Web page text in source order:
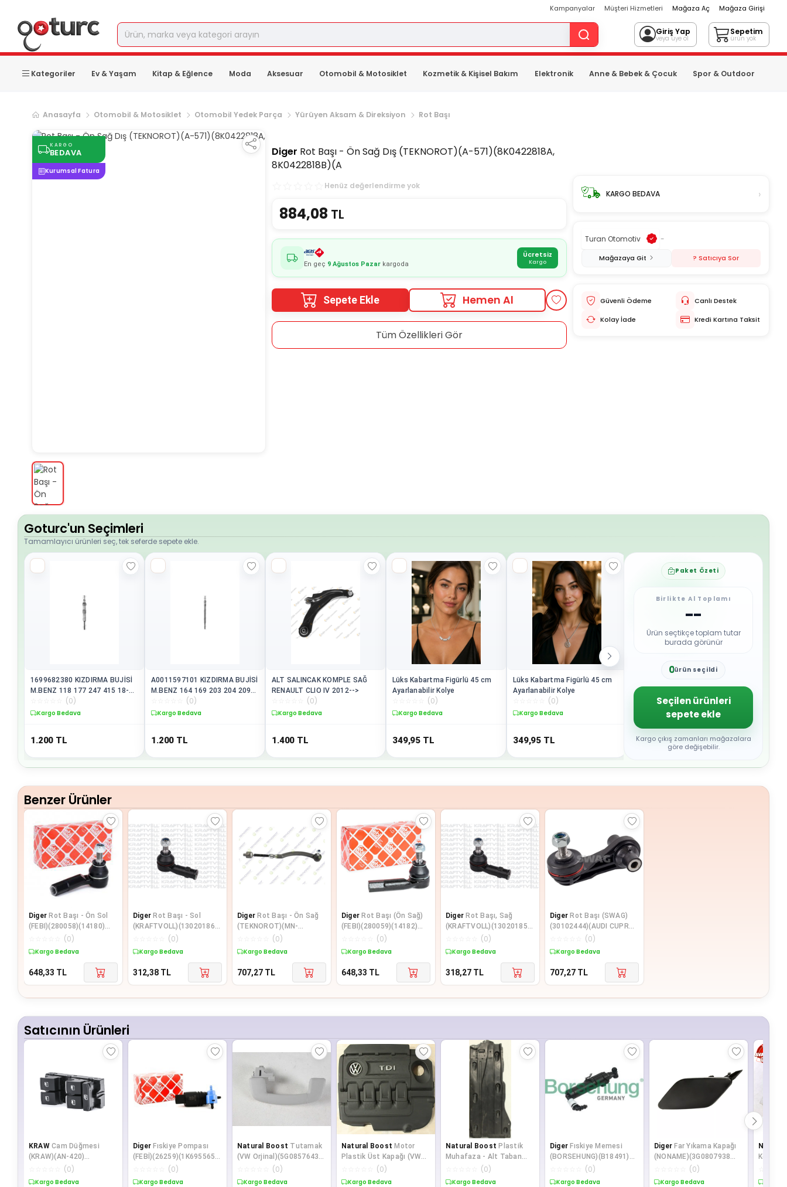
Kampanyalar Müşteri Hizmetleri Mağaza Aç Mağaza Girişi
Giriş Yap
veya üye ol
Sepetim
ürün yok
Kategoriler Ev & Yaşam Kitap & Eğlence Moda Aksesuar Otomobil & Motosiklet Kozmetik & Kişisel Bakım Elektronik Anne & Bebek & Çocuk Spor & Outdoor
Anasayfa Otomobil & Motosiklet Otomobil Yedek Parça Yürüyen Aksam & Direksiyon Rot Başı
KARGO
BEDAVA
Kurumsal Fatura
Diger Rot Başı - Ön Sağ Dış (TEKNOROT)(A-571)(8K0422818A,
8K0422818B)(A
Henüz değerlendirme yok
884,08 TL
En geç 9 Ağustos Pazarkargoda
Ücretsiz
Kargo
Sepete Ekle Hemen Al
Tüm Özellikleri Gör
KARGO BEDAVA ›
Turan Otomotiv -
Mağazaya Git ? Satıcıya Sor
Güvenli Ödeme
Canlı Destek
Kolay İade
Kredi Kartına Taksit
Goturc'un Seçimleri
Tamamlayıcı ürünleri seç, tek seferde sepete ekle.
1699682380 KIZDIRMA BUJİSİ
M.BENZ 118 177 247 415 18-
BRU-GE139 ADETTİR
(0)
Kargo Bedava
1.200 TL
A0011597101 KIZDIRMA BUJİSİ
M.BENZ 164 169 203 204 209
211 639 906 04-14 BRU-GE105
ADETTİR
(0)
Kargo Bedava
1.200 TL
ALT SALINCAK KOMPLE SAĞ
RENAULT CLIO IV 2012-->
(0)
Kargo Bedava
1.400 TL
Lüks Kabartma Figürlü 45 cm
Ayarlanabilir Kolye
(0)
Kargo Bedava
349,95 TL
Lüks Kabartma Figürlü 45 cm
Ayarlanabilir Kolye
(0)
Kargo Bedava
349,95 TL
Ayarlanabilir Kolye
☆☆ (0
Kargo Bedava
349,95 TL
Paket Özeti
Birlikte Al Toplamı
--
Ürün seçtikçe toplam tutar
burada görünür
0
2
3
4
5
6
7
8
9
ürün seçildi
Seçilen ürünleri
sepete ekle
Kargo çıkış zamanları mağazalara
göre değişebilir.
Benzer Ürünler
Diger Rot Başı - Ön Sol
(FEBI)(280058)(14180)
(1J0422811B)(AUDI VW)
(0)
Kargo Bedava
648,33 TL
Diger Rot Başı - Sol
(KRAFTVOLL)(13020186)
(191419811)(VW SEAT)
(0)
Kargo Bedava
312,38 TL
Diger Rot Başı - Ön Sağ
(TEKNOROT)(MN-
121103)(32116761560)
(MINI)
(0)
Kargo Bedava
707,27 TL
Diger Rot Başı (Ön Sağ)
(FEBI)(280059)(14182)
(1J0422812B)(AUDI SEAT
SKOD
(0)
Kargo Bedava
648,33 TL
Diger Rot Başı, Sağ
(KRAFTVOLL)(13020185)
(191419812)(SEAT AUDI)
(0)
Kargo Bedava
318,27 TL
Diger Rot Başı (SWAG)
(30102444)(AUDI CUPRA
(0)
Kargo Bedava
707,27 TL
Satıcının Ürünleri
KRAW Cam Düğmesi
(KRAW)(AN-420)
(5GG959857)
(0)
Kargo Bedava
Diger Fıskiye Pompası
(FEBİ)(26259)(1K6955651)
(VW AUDI BMW
MERCEDES)
(0)
Kargo Bedava
Natural Boost Tutamak
(VW Orjinal)(5G0857643B)
(Golf 7 2014-2017
(0)
Kargo Bedava
Natural Boost Motor
Plastik Üst Kapağı (VW
Orjinal)(04L103954T)
(Golf 7 1.6 TDI)
(0)
Kargo Bedava
Natural Boost Plastik
Muhafaza - Alt Taban
Sağ (VW Orjinal)
(5Q0825202L)(Golf 7)
(0)
Kargo Bedava
Diger Fıskiye Memesi
(BORSEHUNG)(B18491)
(8K0955102)(AUDI A4)
(0)
Kargo Bedava
Diger Far Yıkama Kapağı
(NONAME)(3G0807938
(0)
Kargo Bedava
Kontrol